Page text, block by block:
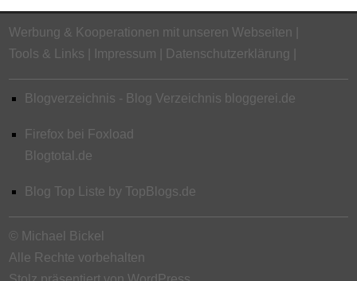
Werbung & Kooperationen mit unseren Webseiten
Tools & Links
Impressum Datenschutzerklärung
Blogverzeichnis - Blog Verzeichnis bloggerei.de
Firefox bei Foxload
Blogtotal.de
Blog Top Liste by TopBlogs.de
© Michael Bickel
Alle Rechte vorbehalten